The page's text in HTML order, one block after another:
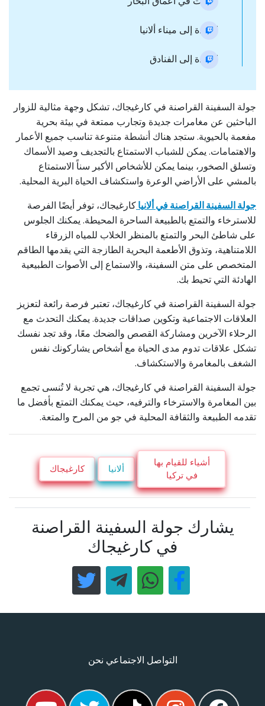
العودة إلى ميناء ألانيا
العودة إلى الفنادق
جولة السفينة القراصنة في كارغيجاك، تشكل وجهة مثالية للزوار
الباحثين عن مغامرات جديدة وتجارب ممتعة في بيئة بحرية
مفعمة بالحيوية. ستجد هناك أنشطة متنوعة تناسب جميع الأعمار
والاهتمامات. يمكن للشباب الاستمتاع بالتجديف وصيد الأسماك
وتسلق الصخور، بينما يمكن للأشخاص الأكبر سناً الاستمتاع
بالمشي على الأراضي الوعرة واستكشاف الحياة البرية المحلية.
جولة السفينة القراصنة في ألانياكارغيجاك، توفر أيضًا الفرصة
للاسترخاء والتمتع بالطبيعة الساحرة المحيطة. يمكنك الجلوس
على شاطئ البحر والتمتع بالمنظر الخلاب للمياه الزرقاء
اللامتناهية، وتذوق الأطعمة البحرية الطازجة التي يقدمها الطاقم
المتخصص على متن السفينة، والاستماع إلى الأصوات الطبيعية
الهادئة التي تحيط بك.
جولة السفينة القراصنة في كارغيجاك، تعتبر فرصة رائعة لتعزيز
العلاقات الاجتماعية وتكوين صداقات جديدة. يمكنك التحدث مع
الرحلاء الآخرين ومشاركة القصص والضحك معًا، وقد تجد نفسك
تشكل علاقات تدوم مدى الحياة مع أشخاص يشاركونك نفس
الشغف بالمغامرة والاستكشاف.
جولة السفينة القراصنة في كارغيجاك، هي تجربة لا تُنسى تجمع
بين المغامرة والاسترخاء والترفيه، حيث يمكنك التمتع بأفضل ما
تقدمه الطبيعة والثقافة المحلية في جو من المرح والمتعة.
أشياء للقيام بها
في تركيا
ألانيا كارغيجاك
يشارك جولة السفينة القراصنة
في كارغيجاك
التواصل الاجتماعي نحن